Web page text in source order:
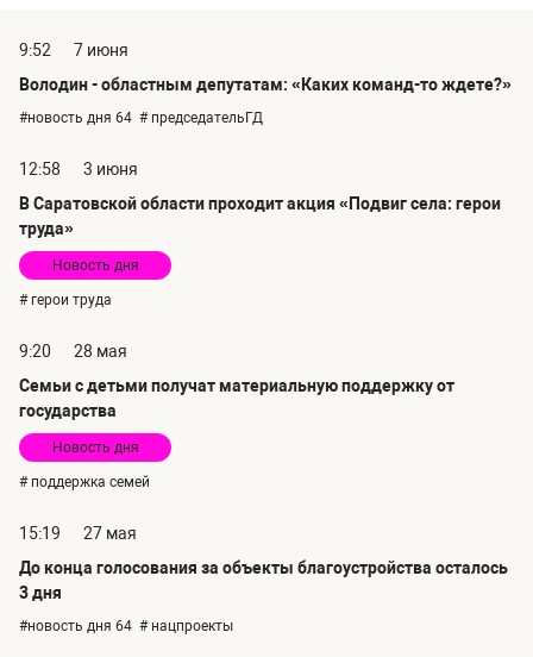
9:52
7 июня
Володин - областным депутатам: «Каких команд-то ждете?»
#новость дня 64 # председательГД
12:58
3 июня
В Саратовской области проходит акция «Подвиг села: герои
труда»
Новость дня
# герои труда
9:20
28 мая
Семьи с детьми получат материальную поддержку от
государства
Новость дня
# поддержка семей
15:19
27 мая
До конца голосования за объекты благоустройства осталось
3 дня
#новость дня 64 # нацпроекты